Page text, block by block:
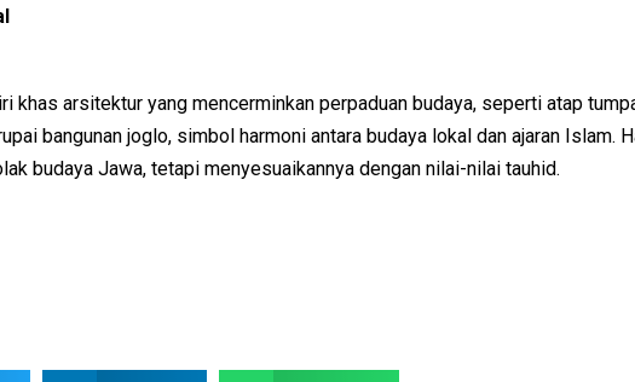
khas arsitektur yang mencerminkan perpaduan budaya, seperti atap
bangunan joglo, simbol harmoni antara budaya lokal dan ajaran Islam.
budaya Jawa, tetapi menyesuaikannya dengan nilai-nilai tauhid.